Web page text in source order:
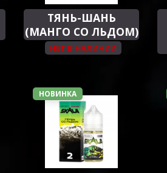
ТЯНЬ-ШАНЬ
(МАНГО СО ЛЬДОМ)
НЕТ В НАЛИЧИИ
НОВИНКА